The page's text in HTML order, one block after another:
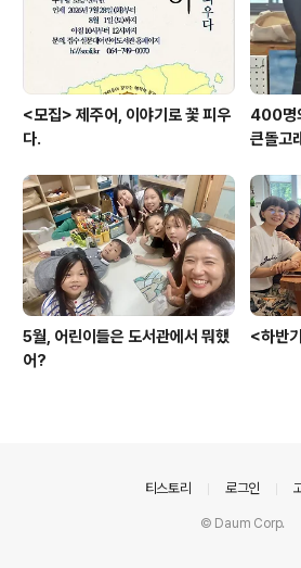
<모집> 제주어, 이야기로 꽃 피우
다.
400명
큰돌고
5월, 어린이들은 도서관에서 뭐했
어?
<하반
티스토리 로그인
© Daum Corp.